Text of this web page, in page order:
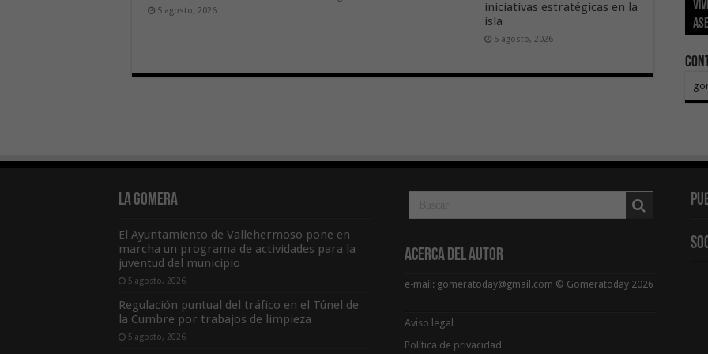
5 agosto, 2026
iniciativas estratégicas en la
isla
5 agosto, 2026
El
La Gomera
El Ayuntamiento de Vallehermoso pone en
marcha un programa de actividades para la
juventud del municipio
5 agosto, 2026
Regulación puntual del tráfico en el Túnel de
la Cumbre por trabajos de limpieza
5 agosto, 2026
Acerca del Autor
e-mail: gomeratoday@gmail.com © Gomeratoday 2026
Aviso legal
Política de privacidad